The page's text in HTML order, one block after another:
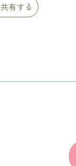
共有する